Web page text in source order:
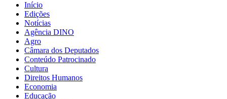
Início
Edições
Notícias
Agência DINO
Agro
Câmara dos Deputados
Conteúdo Patrocinado
Cultura
Direitos Humanos
Economia
Educação